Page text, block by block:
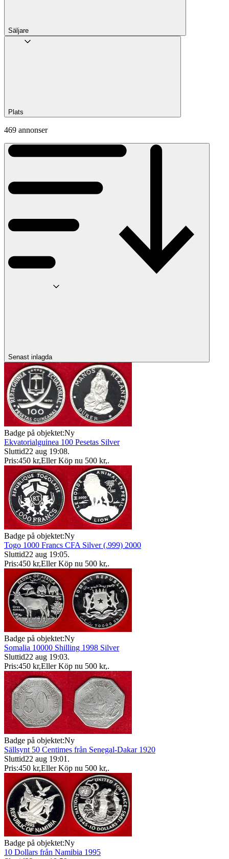
Säljare
Plats
469 annonser
Senast inlagda
Badge på objektet:Ny
Ekvatorialguinea 100 Pesetas Silver
Sluttid22 aug 19:08.
Pris:450 kr,Eller Köp nu 500 kr,.
Badge på objektet:Ny
Togo 1000 Francs CFA Silver (.999) 2000
Sluttid22 aug 19:05.
Pris:450 kr,Eller Köp nu 500 kr,.
Badge på objektet:Ny
Somalia 10000 Shilling 1998 Silver
Sluttid22 aug 19:03.
Pris:450 kr,Eller Köp nu 500 kr,.
Badge på objektet:Ny
Sällsynt 50 Centimes från Senegal-Dakar 1920
Sluttid22 aug 19:01 .
Pris:450 kr,Eller Köp nu 500 kr,.
Badge på objektet:Ny
10 Dollars från Namibia 1995